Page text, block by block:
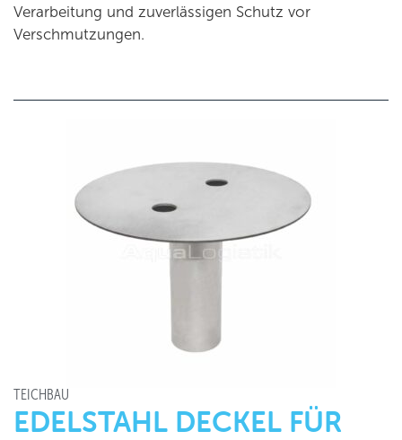
Verarbeitung und zuverlässigen Schutz vor
Verschmutzungen.
TEICHBAU
EDELSTAHL DECKEL FÜR